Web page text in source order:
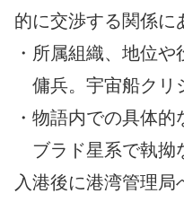
的に交渉する関係に
・所属組織、地位や
傭兵。宇宙船クリ
・物語内での具体的
ブラド星系で執拗
入港後に港湾管理局